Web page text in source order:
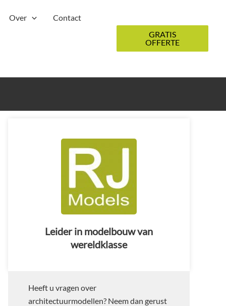
Over
Contact
GRATIS
OFFERTE
Leider in modelbouw van
wereldklasse
Heeft u vragen over
architectuurmodellen? Neem dan gerust